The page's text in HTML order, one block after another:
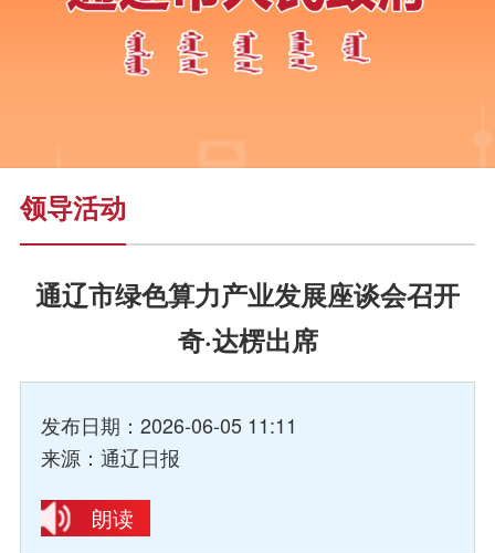
领导活动
通辽市绿色算力产业发展座谈会召开
奇·达楞出席
发布日期：2026-06-05 11:11
来源：通辽日报
朗读